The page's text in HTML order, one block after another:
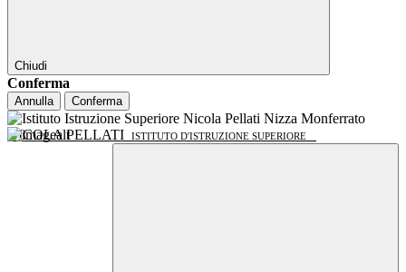
Chiudi
Conferma
Annulla Conferma
NICOLA PELLATI ISTITUTO D'ISTRUZIONE SUPERIORE